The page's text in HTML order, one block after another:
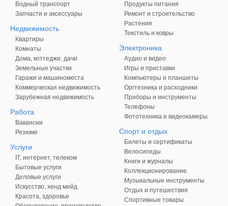
Водный транспорт
Запчасти и аксессуары
Недвижимость
Квартиры
Комнаты
Дома, коттеджи, дачи
Земельные участки
Гаражи и машиноместа
Коммерческая недвижимость
Зарубежная недвижимость
Работа
Вакансии
Резюме
Услуги
IT, интернет, телеком
Бытовые услуги
Деловые услуги
Искусство, хенд мейд
Красота, здоровье
Продукты питания
Ремонт и строительство
Растения
Текстиль и ковры
Электроника
Аудио и видео
Игры и приставки
Компьютеры и планшеты
Оргтехника и расходники
Приборы и инструменты
Телефоны
Фототехника и видеокамеры
Спорт и отдых
Билеты и сертификаты
Велосипеды
Книги и журналы
Коллекционирование
Музыкальные инструменты
Отдых и путешествия
Спортивные товары